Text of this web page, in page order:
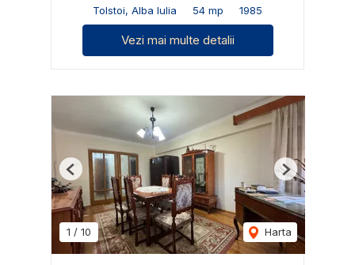
Tolstoi, Alba Iulia
54 mp 1985
Vezi mai multe detalii
1 / 10 Harta
Previous Next